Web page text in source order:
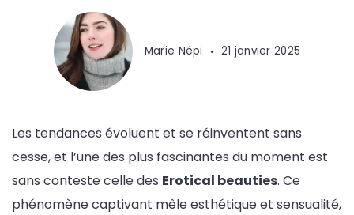
Marie Népi 21 janvier 2025
Les tendances évoluent et se réinventent sans
cesse, et l’une des plus fascinantes du moment est
sans conteste celle des Erotical beauties. Ce
phénomène captivant mêle esthétique et sensualité,